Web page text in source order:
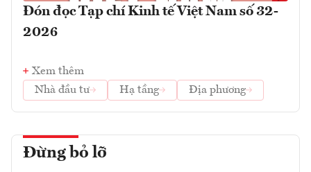
Đón đọc Tạp chí Kinh tế Việt Nam số 32-
2026
Xem thêm
Nhà đầu tư
Hạ tầng Địa phương
Đừng bỏ lỡ